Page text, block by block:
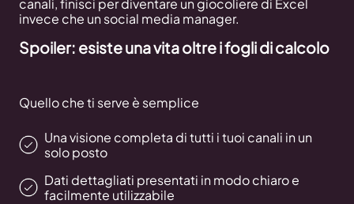
canali, finisci per diventare un giocoliere di Excel
invece che un social media manager.
Spoiler: esiste una vita oltre i fogli di calcolo
Quello che ti serve è semplice
Una visione completa di tutti i tuoi canali in un
solo posto
Dati dettagliati presentati in modo chiaro e
facilmente utilizzabile